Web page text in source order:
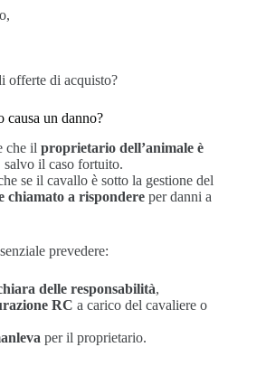
offerte di acquisto?
causa un danno?
che il proprietario dell’animale è
salvo il caso fortuito.
se il cavallo è sotto la gestione del
chiamato a rispondere per danni a
prevedere:
delle responsabilità,
RC a carico del cavaliere o
per il proprietario.